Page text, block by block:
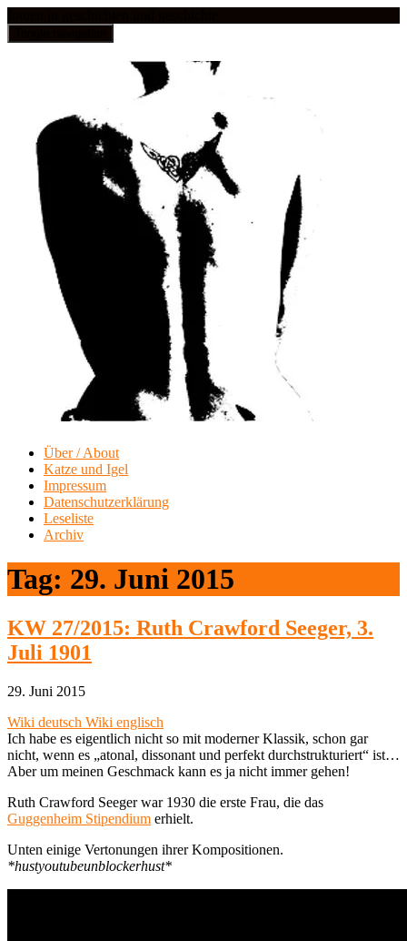
Über / About
Katze und Igel
Impressum
Datenschutzerklärung
Leseliste
Archiv
Tag: 29. Juni 2015
KW 27/2015: Ruth Crawford Seeger, 3.
Juli 1901
29. Juni 2015
Wiki deutsch Wiki englisch
Ich habe es eigentlich nicht so mit moderner Klassik, schon gar
nicht, wenn es „atonal, dissonant und perfekt durchstrukturiert“ ist…
Aber um meinen Geschmack kann es ja nicht immer gehen!
Ruth Crawford Seeger war 1930 die erste Frau, die das
Guggenheim Stipendium erhielt.
Unten einige Vertonungen ihrer Kompositionen.
*hustyoutubeunblockerhust*